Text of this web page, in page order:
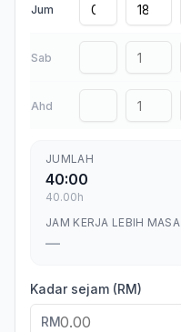
Jum
Sab
Ahd
JUMLAH
40:00
40.00h
JAM KERJA LEBIH MASA
—
Kadar sejam (RM)
RM